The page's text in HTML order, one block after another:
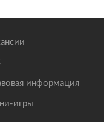
информация
игры